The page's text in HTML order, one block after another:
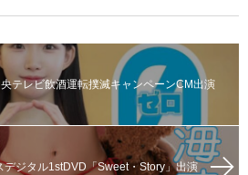
テレビ飲酒運転撲滅キャンペーンCM出演
デジタル1stDVD「Sweet・Story」出演